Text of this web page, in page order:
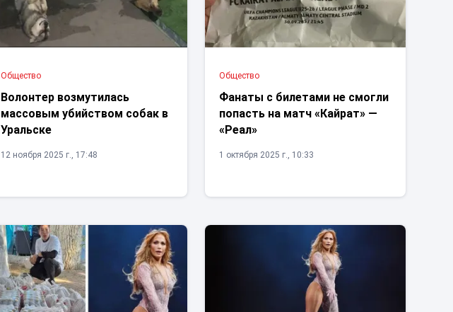
Общество
Волонтер возмутилась
массовым убийством собак в
Уральске
12 ноября 2025 г., 17:48
Общество
Фанаты с билетами не смогли
попасть на матч «Кайрат» —
«Реал»
1 октября 2025 г., 10:33